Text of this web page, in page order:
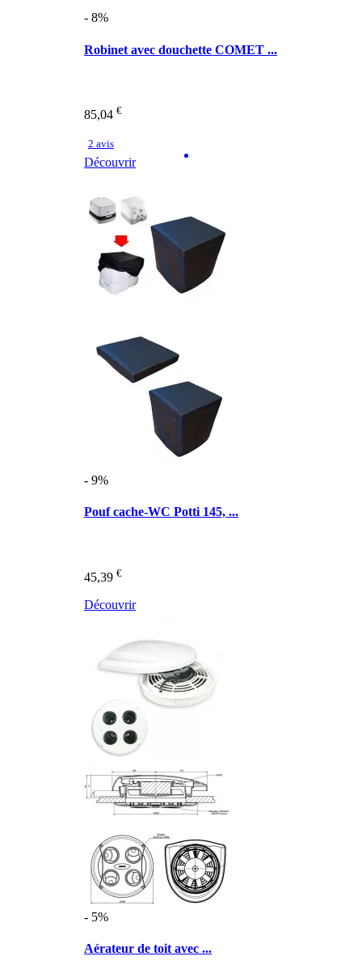
- 8%
Robinet avec douchette COMET ...
85,04 €
2 avis
Découvrir
- 9%
Pouf cache-WC Potti 145, ...
45,39 €
Découvrir
- 5%
Aérateur de toit avec ...